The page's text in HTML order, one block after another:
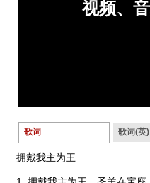
歌词 歌词(英)